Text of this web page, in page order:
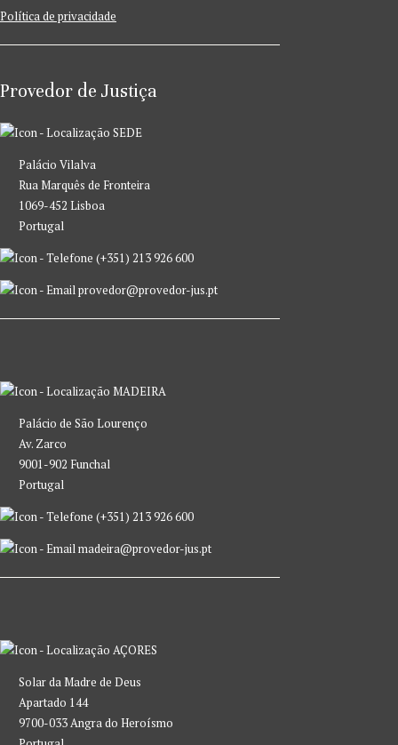
Política de privacidade
Provedor de Justiça
SEDE
Palácio Vilalva
Rua Marquês de Fronteira
1069-452 Lisboa
Portugal
(+351) 213 926 600
provedor@provedor-jus.pt
MADEIRA
Palácio de São Lourenço
Av. Zarco
9001-902 Funchal
Portugal
(+351) 213 926 600
madeira@provedor-jus.pt
AÇORES
Solar da Madre de Deus
Apartado 144
9700-033 Angra do Heroísmo